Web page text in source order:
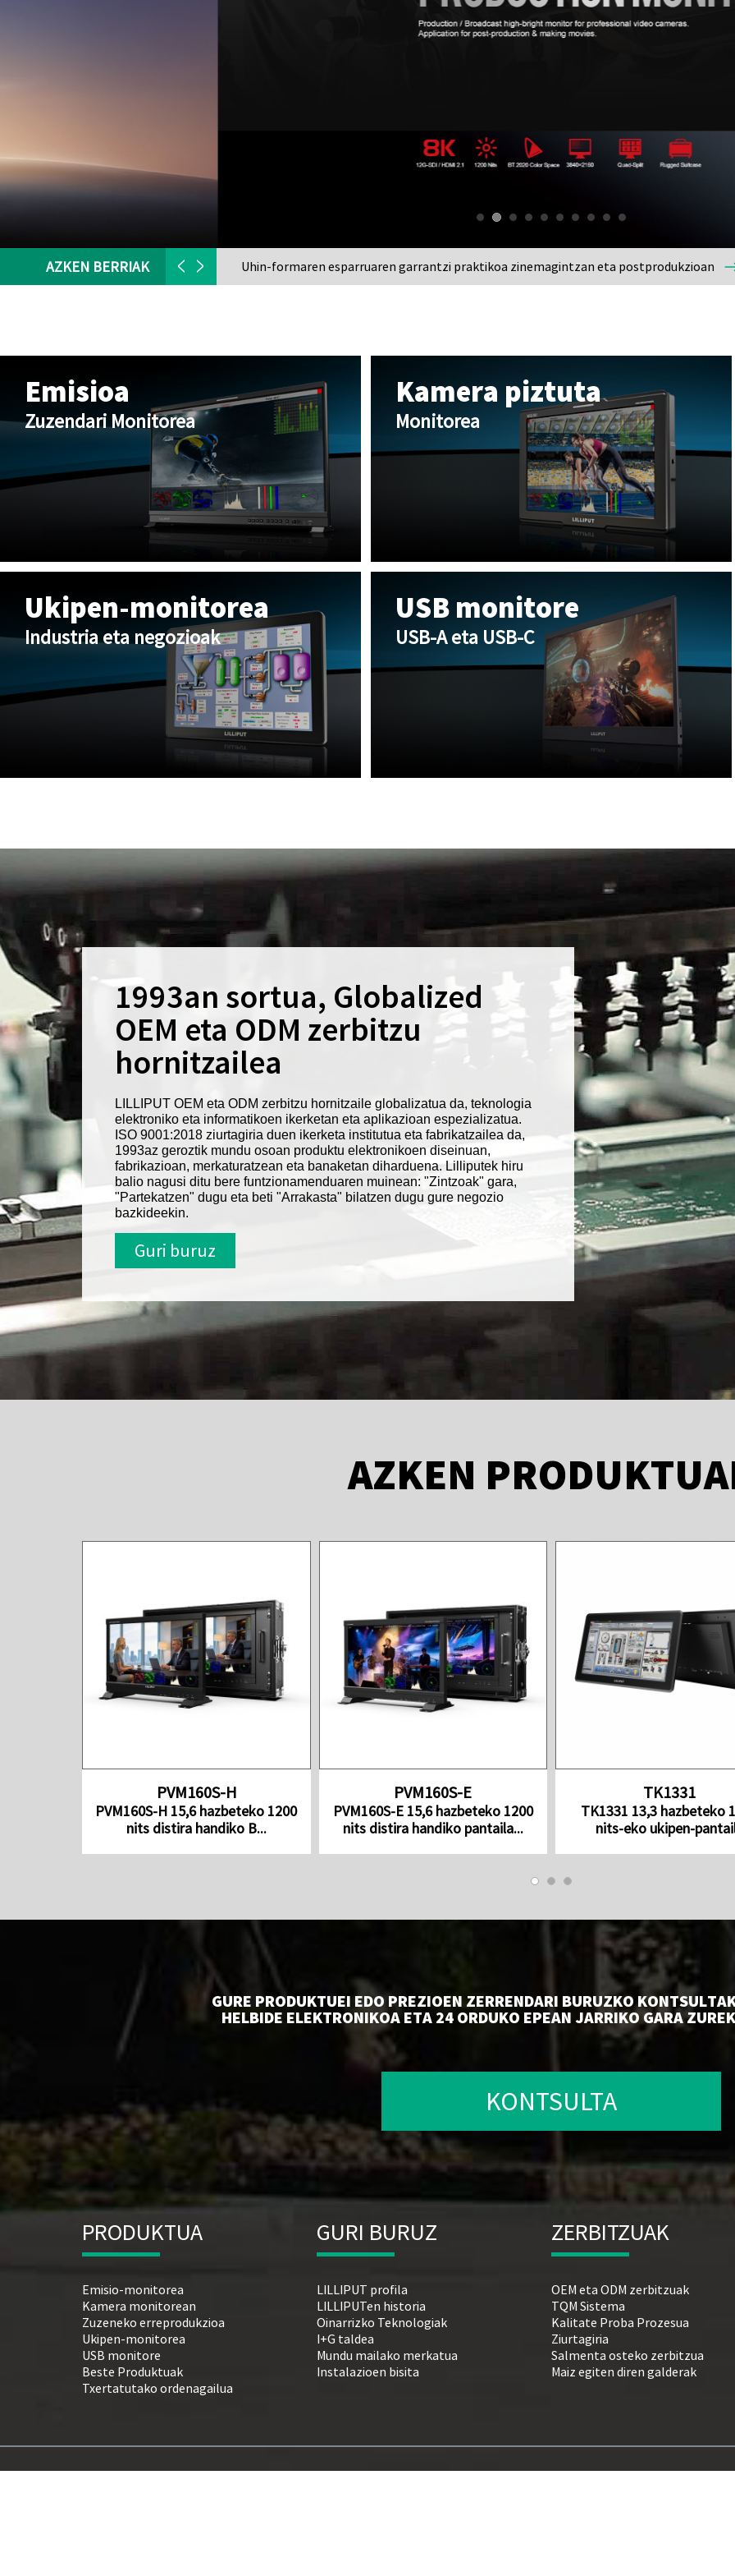
AZKEN BERRIAK Uhin-formaren esparruaren garrantzi praktikoa zinemagintzan eta postprodukzioan
Emisioa
Zuzendari Monitorea
Kamera piztuta
Monitorea
Ukipen-monitorea
Industria eta negozioak
USB monitore
USB-A eta USB-C
1993an sortua, Globalized
OEM eta ODM zerbitzu
hornitzailea
LILLIPUT OEM eta ODM zerbitzu hornitzaile globalizatua da, teknologia
elektroniko eta informatikoen ikerketan eta aplikazioan espezializatua.
ISO 9001:2018 ziurtagiria duen ikerketa institutua eta fabrikatzailea da,
1993az geroztik mundu osoan produktu elektronikoen diseinuan,
fabrikazioan, merkaturatzean eta banaketan diharduena. Lilliputek hiru
balio nagusi ditu bere funtzionamenduaren muinean: "Zintzoak" gara,
"Partekatzen" dugu eta beti "Arrakasta" bilatzen dugu gure negozio
bazkideekin.
Guri buruz
AZKEN
PVM160S-H
PVM160S-H 15,6 hazbeteko 1200
nits distira handiko B...
PVM160S-E
PVM160S-E 15,6 hazbeteko 1200
nits distira handiko pantaila...
TK1331
TK1331 13,3 hazbeteko
nits-eko ukipen-
GURE PRODUKTUEI EDO PREZIOEN ZERRENDARI BURUZKO
HELBIDE ELEKTRONIKOA ETA 24 ORDUKO EPEAN JARRIKO GARA
KONTSULTA
PRODUKTUA
Emisio-monitorea
Kamera monitorean
Zuzeneko erreprodukzioa
Ukipen-monitorea
USB monitore
Beste Produktuak
Txertatutako ordenagailua
GURI BURUZ
LILLIPUT profila
LILLIPUTen historia
Oinarrizko Teknologiak
I+G taldea
Mundu mailako merkatua
Instalazioen bisita
ZERBITZUAK
OEM eta ODM zerbitzuak
TQM Sistema
Kalitate Proba Prozesua
Ziurtagiria
Salmenta osteko zerbitzua
Maiz egiten diren galderak